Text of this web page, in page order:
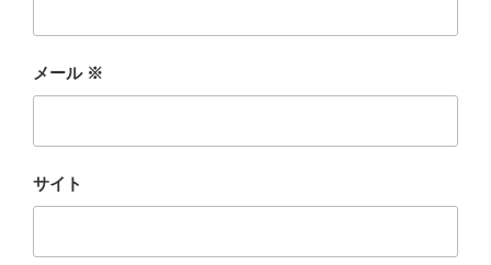
メール ※
サイト